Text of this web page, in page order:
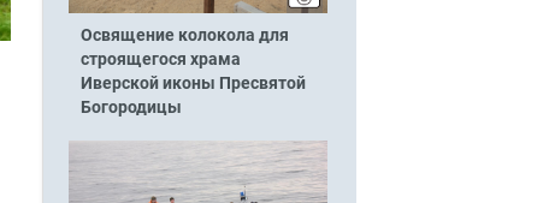
Освящение колокола для
строящегося храма
Иверской иконы Пресвятой
Богородицы